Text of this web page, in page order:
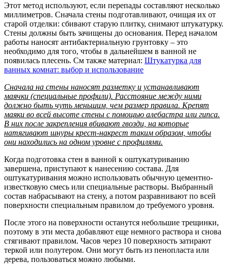
Этот метод используют, если перепады составляют несколько
миллиметров. Сначала стены подготавливают, очищая их от
старой отделки: сбивают старую плитку, снимают штукатурку.
Стены должны быть зачищены до основания. Перед началом
работы наносят антибактериальную грунтовку – это
необходимо для того, чтобы в дальнейшем в ванной не
появилась плесень. См также материал: Штукатурка для
ванных комнат: выбор и использование
Сначала на стены наносят разметку и устанавливают
маячки (специальные профили). Расстояние между ними
должно быть чуть меньшим, чем размер правила. Крепят
маяки во всей высоте стены с помощью алебастра или гипса.
В них после закрепления вбивают гвозди, на которые
натягивают шнуры крест-накрест таким образом, чтобы
они находились на одном уровне с профилями.
Когда подготовка стен в ванной к оштукатуриванию
завершена, приступают к нанесению состава. Для
оштукатуривания можно использовать обычную цементно-
известковую смесь или специальные растворы. Выбранный
состав набрасывают на стену, а потом разравнивают по всей
поверхности специальным правилом до требуемого уровня.
После этого на поверхности останутся небольшие трещинки,
поэтому в эти места добавляют еще немного раствора и снова
стягивают правилом. Часов через 10 поверхность затирают
теркой или полутером. Они могут быть из пенопласта или
дерева, пользоваться можно любыми.